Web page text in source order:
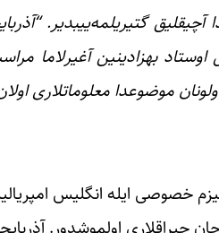
آچیقلیق گتیریلمه‌ییبدیر.
بهزادینین آغیرلاما
موضوعدا معلوماتلاری
خصوصی ایله انگلیس